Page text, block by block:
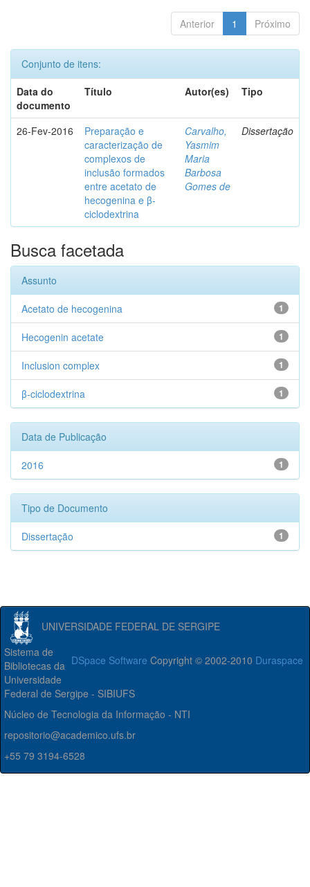
Anterior 1 Próximo
Conjunto de itens:
Data do
documento
Título Autor(es) Tipo
26-Fev-2016
Preparação e
caracterização de
complexos de
inclusão formados
entre acetato de
hecogenina e β-
ciclodextrina
Carvalho,
Yasmim
Maria
Barbosa
Gomes de
Dissertação
Busca facetada
Assunto
1
Acetato de hecogenina
1
Hecogenin acetate
1
Inclusion complex
1
β-ciclodextrina
Data de Publicação
1
2016
Tipo de Documento
1
Dissertação
UNIVERSIDADE FEDERAL DE SERGIPE
DSpace Software Copyright © 2002-2010 Duraspace
Sistema de
Bibliotecas da
Universidade
Federal de Sergipe - SIBIUFS
Núcleo de Tecnologia da Informação - NTI
repositorio@academico.ufs.br
+55 79 3194-6528